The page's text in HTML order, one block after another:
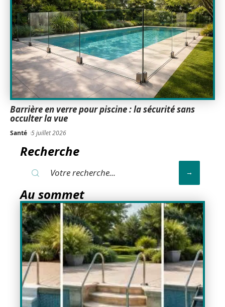
Barrière en verre pour piscine : la sécurité sans
occulter la vue
Santé 5 juillet 2026
Recherche
Au sommet